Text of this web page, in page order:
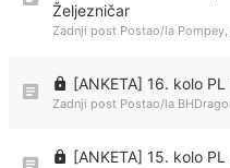
Željezničar
Zadnji post Postao/la Pompey,
[ANKETA] 16. kolo
Zadnji post Postao/la
[ANKETA] 15. kolo